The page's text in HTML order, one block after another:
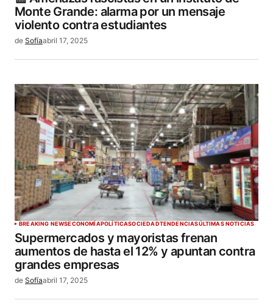
Monte Grande: alarma por un mensaje
violento contra estudiantes
de Sofíaabril 17, 2025
BREAKING NEWSECONOMÍAPOLÍTICASOCIEDADTENDENCIASÚLTIMAS NOTICIAS
Supermercados y mayoristas frenan
aumentos de hasta el 12% y apuntan contra
grandes empresas
de Sofíaabril 17, 2025